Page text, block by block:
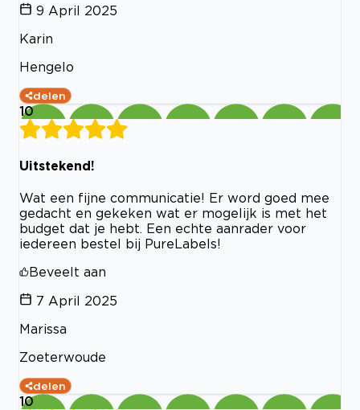
9 April 2025
Karin
Hengelo
delen
10
Uitstekend!
Wat een fijne communicatie! Er word goed mee
gedacht en gekeken wat er mogelijk is met het
budget dat je hebt. Een echte aanrader voor
iedereen bestel bij PureLabels!
Beveelt aan
7 April 2025
Marissa
Zoeterwoude
delen
10